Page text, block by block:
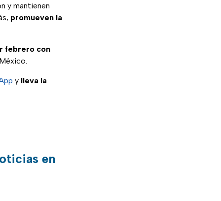
y mantienen
promueven la
febrero con
y lleva la
en